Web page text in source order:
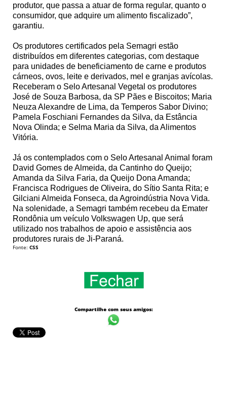
produtor, que passa a atuar de forma regular, quanto o
consumidor, que adquire um alimento fiscalizado”,
garantiu.
Os produtores certificados pela Semagri estão
distribuídos em diferentes categorias, com destaque
para unidades de beneficiamento de carne e produtos
cárneos, ovos, leite e derivados, mel e granjas avícolas.
Receberam o Selo Artesanal Vegetal os produtores
José de Souza Barbosa, da SP Pães e Biscoitos; Maria
Neuza Alexandre de Lima, da Temperos Sabor Divino;
Pamela Foschiani Fernandes da Silva, da Estância
Nova Olinda; e Selma Maria da Silva, da Alimentos
Vitória.
Já os contemplados com o Selo Artesanal Animal foram
David Gomes de Almeida, da Cantinho do Queijo;
Amanda da Silva Faria, da Queijo Dona Amanda;
Francisca Rodrigues de Oliveira, do Sítio Santa Rita; e
Gilciani Almeida Fonseca, da Agroindústria Nova Vida.
Na solenidade, a Semagri também recebeu da Emater
Rondônia um veículo Volkswagen Up, que será
utilizado nos trabalhos de apoio e assistência aos
produtores rurais de Ji-Paraná.
Fonte: CSS
Compartilhe com seus amigos: